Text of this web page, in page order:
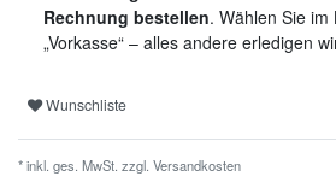
Rechnung bestellen. Wählen Sie im
„Vorkasse“ – alles andere erledigen
Wunschliste
* inkl. ges. MwSt. zzgl. Versandkosten